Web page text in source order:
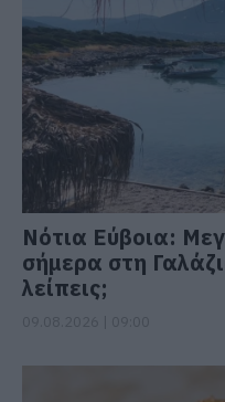
Νότια Εύβοια:
σήμερα στη
λείπεις;